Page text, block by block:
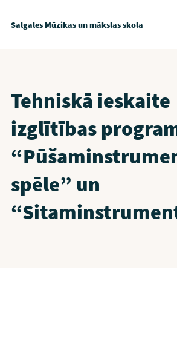
Salgales Mūzikas un mākslas skola
Tehniskā ieskaite
izglītības
spēle” un